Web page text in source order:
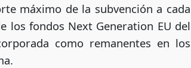
máximo de la subvención a cada
los fondos Next Generation EU del
como remanentes en los